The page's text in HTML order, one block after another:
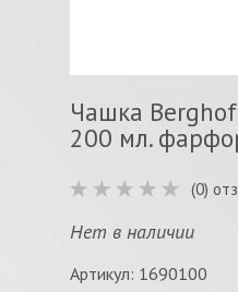
Чашка
200 мл.
(0)
Нет в наличии
Артикул: 1690100